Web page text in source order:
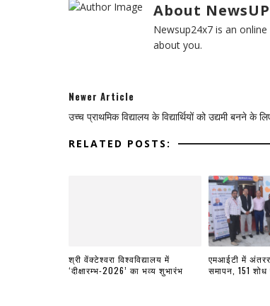
About
Newsup24x7 is an
about you.
Newer Article
उच्च प्राथमिक विद्यालय के विद्यार्थियों को उद्यमी बनने के
RELATED POSTS:
श्री वेंक्टेश्वरा विश्वविद्यालय में
‘दीक्षारम्भ-2026’ का भव्य शुभारंभ
एमआईटी में
समापन, 151